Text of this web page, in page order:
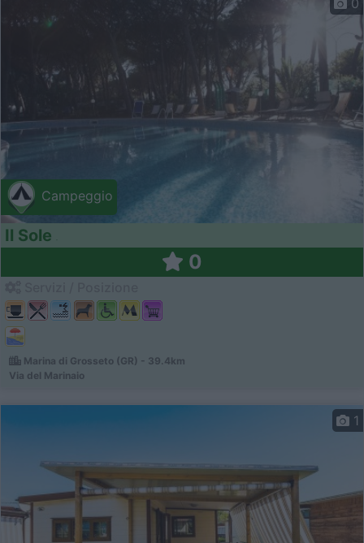
Campeggio
Il Sole
0
Marina di Grosseto (GR) - 39.4km
Via del Marinaio
1